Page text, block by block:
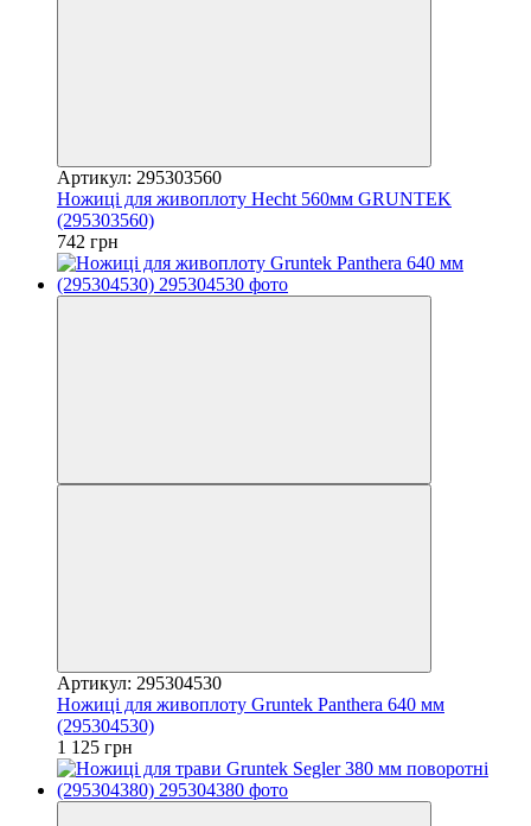
Артикул: 295303560
Ножиці для живоплоту Hecht 560мм GRUNTEK
(295303560)
742 грн
Артикул: 295304530
Ножиці для живоплоту Gruntek Panthera 640 мм
(295304530)
1 125 грн